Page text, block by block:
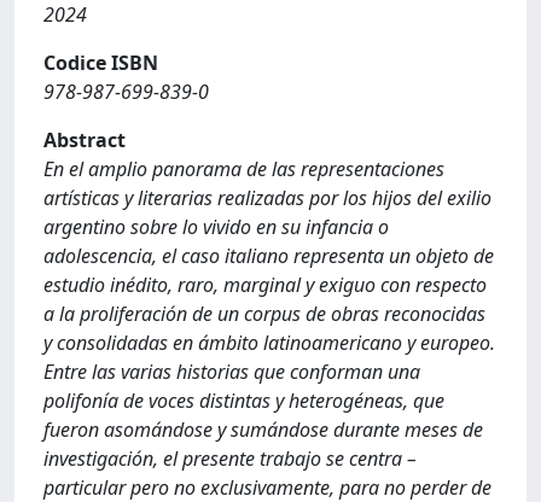
2024
Codice ISBN
978-987-699-839-0
Abstract
En el amplio panorama de las representaciones
artísticas y literarias realizadas por los hijos del exilio
argentino sobre lo vivido en su infancia o
adolescencia, el caso italiano representa un objeto de
estudio inédito, raro, marginal y exiguo con respecto
a la proliferación de un corpus de obras reconocidas
y consolidadas en ámbito latinoamericano y europeo.
Entre las varias historias que conforman una
polifonía de voces distintas y heterogéneas, que
fueron asomándose y sumándose durante meses de
investigación, el presente trabajo se centra –
particular pero no exclusivamente, para no perder de